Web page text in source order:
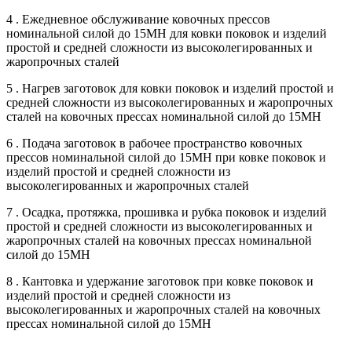
4 . Ежедневное обслуживание ковочных прессов
номинальной силой до 15МН для ковки поковок и изделий
простой и средней сложности из высоколегированных и
жаропрочных сталей
5 . Нагрев заготовок для ковки поковок и изделий простой и
средней сложности из высоколегированных и жаропрочных
сталей на ковочных прессах номинальной силой до 15МН
6 . Подача заготовок в рабочее пространство ковочных
прессов номинальной силой до 15МН при ковке поковок и
изделий простой и средней сложности из
высоколегированных и жаропрочных сталей
7 . Осадка, протяжка, прошивка и рубка поковок и изделий
простой и средней сложности из высоколегированных и
жаропрочных сталей на ковочных прессах номинальной
силой до 15МН
8 . Кантовка и удержание заготовок при ковке поковок и
изделий простой и средней сложности из
высоколегированных и жаропрочных сталей на ковочных
прессах номинальной силой до 15МН